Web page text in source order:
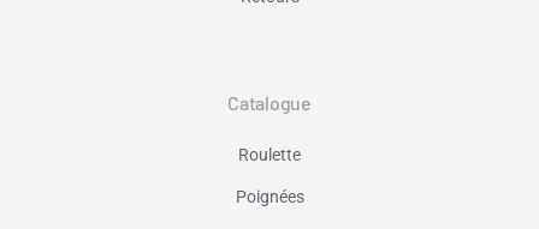
Catalogue
Roulette
Poignées